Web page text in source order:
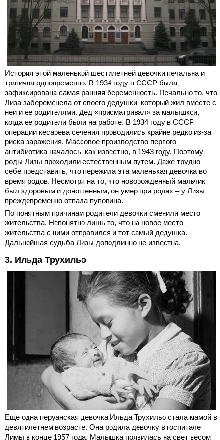
История этой маленькой шестилетней девочки печальна и
трагична одновременно. В 1934 году в СССР была
зафиксирована самая ранняя беременность. Печально то, что
Лиза забеременела от своего дедушки, который жил вместе с
ней и ее родителями. Дед «присматривал» за малышкой,
когда ее родители были на работе. В 1934 году в СССР
операции кесарева сечения проводились крайне редко из-за
риска заражения. Массовое производство первого
антибиотика началось, как известно, в 1943 году. Поэтому
роды Лизы проходили естественным путем. Даже трудно
себе представить, что пережила эта маленькая девочка во
время родов. Несмотря на то, что новорожденный мальчик
был здоровым и доношенным, он умер при родах – у Лизы
преждевременно отпала пуповина.
По понятным причинам родители девочки сменили место
жительства. Непонятно лишь то, что на новое место
жительства с ними отправился и тот самый дедушка.
Дальнейшая судьба Лизы доподлинно не известна.
3. Ильда Трухильо
Еще одна перуанская девочка Ильда Трухильо стала мамой в
девятилетнем возрасте. Она родила девочку в госпитале
Лимы в конце 1957 года. Малышка появилась на свет весом